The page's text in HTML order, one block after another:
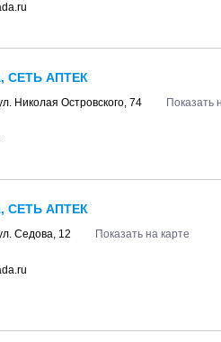
СЕТЬ АПТЕК
Николая Островского, 74
Показать
СЕТЬ АПТЕК
Седова, 12
Показать на карте